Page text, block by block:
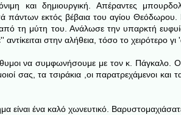
και δημιουργική. Απέραντες
πάντων εκτός βέβαια του αγίου
τη μύτη του. Ανάλωσε την υπαρκτή
στην αλήθεια, τόσο το χειρότερο γι
να συμφωνήσουμε με τον κ. Πάγκαλο.
σας, τα τσιράκια ,οι παρατρεχάμενοι
ένα καλό χωνευτικό.